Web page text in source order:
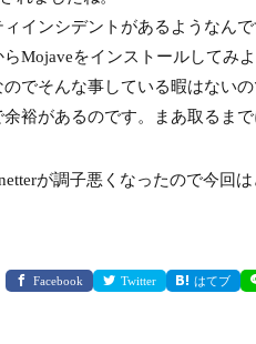
インシデントがあるようなん
Mojaveをインストールしてみ
でそんな事している暇はない
裕があるのです。まあ取るま
が調子悪くなったので今回
Facebook Twitter はてブ